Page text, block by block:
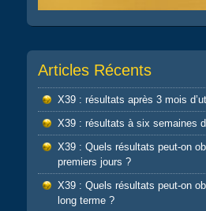
Articles Récents
X39 : résultats après 3 mois
X39 : résultats à six semaines
X39 : Quels résultats peut-on
premiers jours ?
X39 : Quels résultats peut-on
long terme ?